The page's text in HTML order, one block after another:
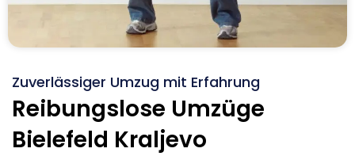
Zuverlässiger Umzug mit Erfahrung
Reibungslose Umzüge
Bielefeld Kraljevo